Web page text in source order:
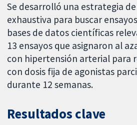
Se desarrolló una estrategia
exhaustiva para buscar
bases de datos científicas
13 ensayos que asignaron al
con hipertensión arterial para
con dosis fija de agonistas
durante 12 semanas.
Resultados clave